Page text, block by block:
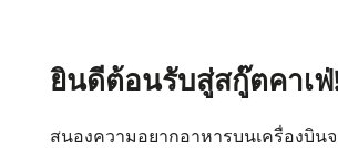
ยินดีต้อนรับสู่สกู๊ตคาเ
สนองความอยากอาหารบนเครื่องบิน